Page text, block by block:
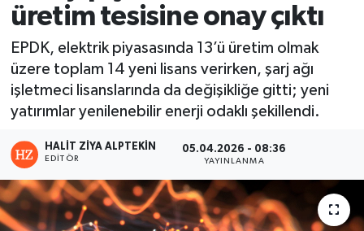
üretim tesisine onay çıktı
EPDK, elektrik piyasasında 13’ü üretim olmak
üzere toplam 14 yeni lisans verirken, şarj ağı
işletmeci lisanslarında da değişikliğe gitti; yeni
yatırımlar yenilenebilir enerji odaklı şekillendi.
HALIT ZIYA ALPTEKIN
EDITÖR
05.04.2026 - 08:36
YAYINLANMA